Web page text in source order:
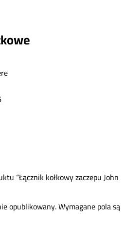
“Łącznik kołkowy zaczepu John
opublikowany.Wymagane pola są